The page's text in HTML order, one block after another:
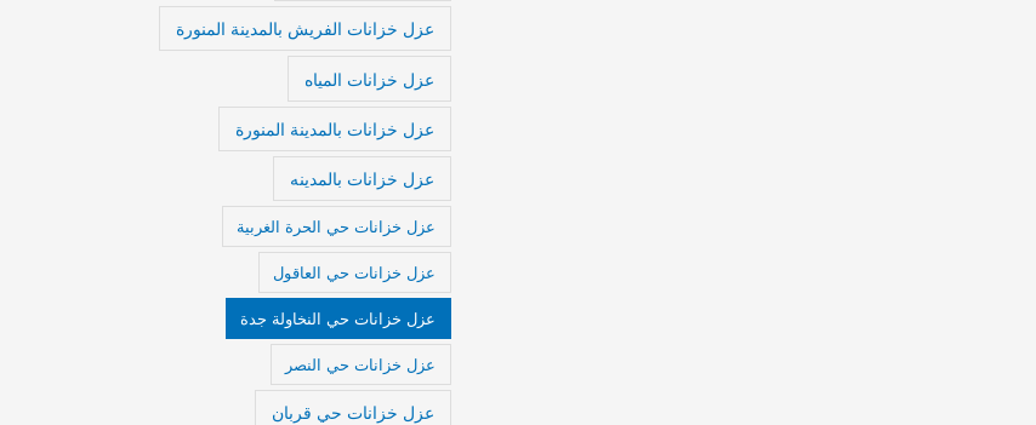
عزل خزانات الفريش بالمدينة المنورة
عزل خزانات المياه
عزل خزانات بالمدينة المنورة
عزل خزانات بالمدينه
عزل خزانات حي الحرة الغربية
عزل خزانات حي العاقول
عزل خزانات حي النخاولة جدة
عزل خزانات حي النصر
عزل خزانات حي قربان